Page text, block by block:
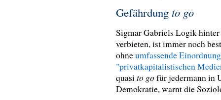
Gefährdung to go
Sigmar Gabriels Logik
verbieten, ist immer noch
ohneumfassende
"privatkapitalistischen
quasi to gofür jedermann in
Demokratie, warnt die